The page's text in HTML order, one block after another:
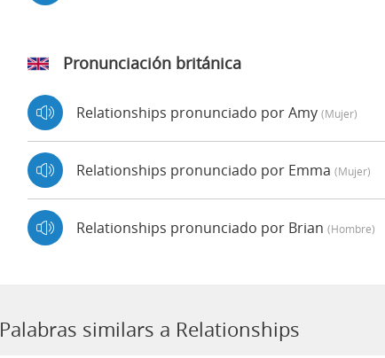
Pronunciación británica
Relationships pronunciado por Amy (mujer)
Relationships pronunciado por Emma (mujer)
Relationships pronunciado por Brian (hombre)
Palabras similars a Relationships